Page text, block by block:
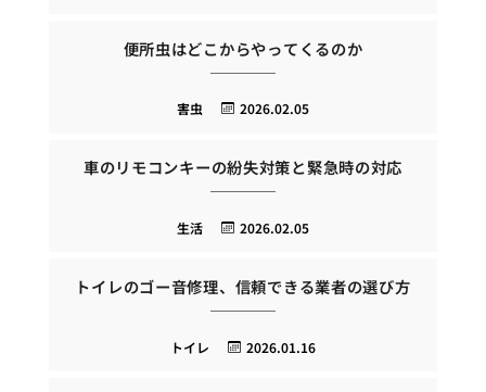
便所虫はどこからやってくるのか
2026.02.05
害虫
車のリモコンキーの紛失対策と緊急時の対応
2026.02.05
生活
トイレのゴー音修理、信頼できる業者の選び方
2026.01.16
トイレ